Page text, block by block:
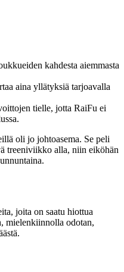
kahdesta aiemmasta
aina yllätyksiä tarjoavalla
tielle, jotta RaiFu ei
oli jo johtoasema. Se peli
treeniviikko alla, niin eiköhän
joita on saatu hiottua
mielenkiinnolla odotan,